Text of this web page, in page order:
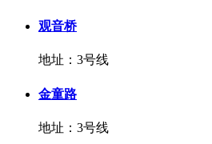
观音桥
地址：3号线
金童路
地址：3号线